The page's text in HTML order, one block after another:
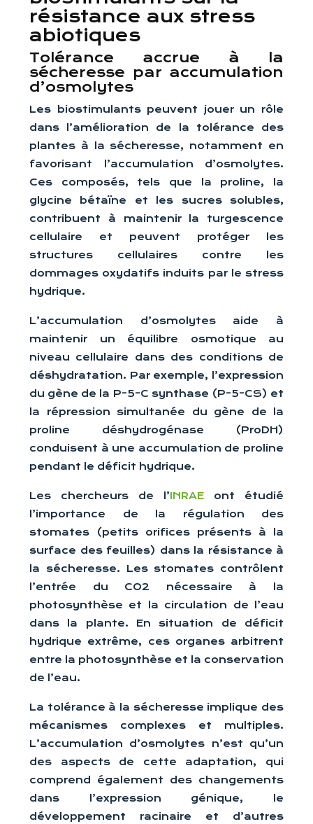
résistance aux stress
abiotiques
Tolérance accrue à la
sécheresse par accumulation
d’osmolytes
Les biostimulants peuvent jouer un rôle
dans l’amélioration de la tolérance des
plantes à la sécheresse, notamment en
favorisant l’accumulation d’osmolytes.
Ces composés, tels que la proline, la
glycine bétaïne et les sucres solubles,
contribuent à maintenir la turgescence
cellulaire et peuvent protéger les
structures cellulaires contre les
dommages oxydatifs induits par le stress
hydrique.
L’accumulation d’osmolytes aide à
maintenir un équilibre osmotique au
niveau cellulaire dans des conditions de
déshydratation. Par exemple, l’expression
du gène de la P-5-C synthase (P-5-CS) et
la répression simultanée du gène de la
proline déshydrogénase (ProDH)
conduisent à une accumulation de proline
pendant le déficit hydrique.
Les chercheurs de l’INRAE ont étudié
l’importance de la régulation des
stomates (petits orifices présents à la
surface des feuilles) dans la résistance à
la sécheresse. Les stomates contrôlent
l’entrée du CO2 nécessaire à la
photosynthèse et la circulation de l’eau
dans la plante. En situation de déficit
hydrique extrême, ces organes arbitrent
entre la photosynthèse et la conservation
de l’eau.
La tolérance à la sécheresse implique des
mécanismes complexes et multiples.
L’accumulation d’osmolytes n’est qu’un
des aspects de cette adaptation, qui
comprend également des changements
dans l’expression génique, le
développement racinaire et d’autres